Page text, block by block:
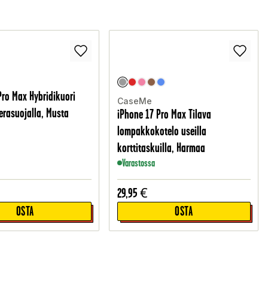
Max Hybridikuori
Musta
OSTA
CaseMe
iPhone 17 Pro Max Tilava
lompakkokotelo useilla
korttitaskuilla, Harmaa
Varastossa
29,95 €
OSTA